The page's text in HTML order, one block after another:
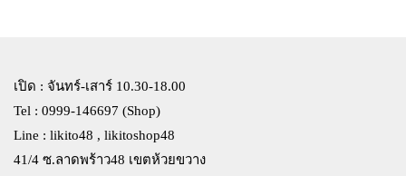
เปิด : จันทร์-เสาร์ 10.30-18.00
Tel : 0999-146697 (Shop)
Line : likito48 , likitoshop48
41/4 ซ.ลาดพร้าว48 เขตห้วยขวาง